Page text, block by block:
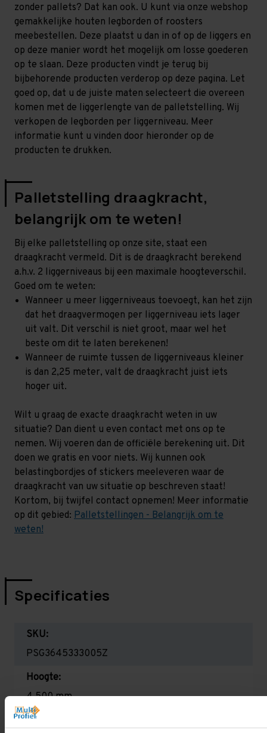
zonder pallets? Dat kan ook. U kunt via onze webshop
gemakkelijke houten legborden of roosters
meebestellen. Deze plaatst u dan in of op de liggers en
op deze manier wordt het mogelijk om losse goederen
op te slaan. Deze producten vindt je terug bij
bijbehorende producten verderop op deze pagina. Let
goed op, dat u de juiste maten selecteert die overeen
komen met de liggerlengte van de palletstelling. Wij
verkopen de legborden per liggerniveau. Meer
informatie kunt u vinden door hieronder op de
producten te drukken.
Palletstelling draagkracht,
belangrijk om te weten!
Bij elke palletstelling op onze site, staat een
draagkracht vermeld. Dit is de draagkracht berekend
a.h.v. 2 liggerniveaus bij een maximale hoogteverschil.
Goed om te weten:
Wanneer u meer liggerniveaus toevoegt, kan het zijn
dat het draagvermogen per liggerniveau iets lager
uit valt. Dit verschil is niet groot, maar wel het
beste om dit te laten berekenen!
Wanneer de ruimte tussen de liggerniveaus kleiner
is dan 2,25 meter, valt de draagkracht juist iets
hoger uit.
Wilt u graag de exacte draagkracht weten in uw
situatie? Dan dient u even contact met ons op te
nemen. Wij voeren dan de officiële berekening uit. Dit
doen we gratis en voor niets. Wij kunnen ook
belastingbordjes of stickers meeleveren waar de
draagkracht van uw situatie op beschreven staat!
Kortom, bij twijfel contact opnemen! Meer informatie
op dit gebied: Palletstellingen - Belangrijk om te
weten!
Specificaties
SKU:
PSG3645333005Z
Hoogte:
4.500 mm
Diepte: